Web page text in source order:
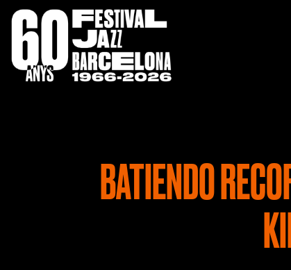
BATIENDO